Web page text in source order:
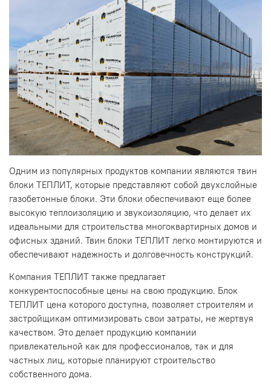
Одним из популярных продуктов компании являются твин
блоки ТЕПЛИТ, которые представляют собой двухслойные
газобетонные блоки. Эти блоки обеспечивают еще более
высокую теплоизоляцию и звукоизоляцию, что делает их
идеальными для строительства многоквартирных домов и
офисных зданий. Твин блоки ТЕПЛИТ легко монтируются и
обеспечивают надежность и долговечность конструкций.
Компания ТЕПЛИТ также предлагает
конкурентоспособные цены на свою продукцию. Блок
ТЕПЛИТ цена которого доступна, позволяет строителям и
застройщикам оптимизировать свои затраты, не жертвуя
качеством. Это делает продукцию компании
привлекательной как для профессионалов, так и для
частных лиц, которые планируют строительство
собственного дома.